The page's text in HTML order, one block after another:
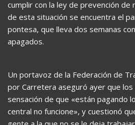
cumplir con la ley de prevención
de esta situación se encuentra el
pontesa, que lleva dos semanas
apagados.
Un portavoz de la Federación de
por Carretera aseguró ayer que los
sensación de que «están pagando
central no funcione», y cuestionó